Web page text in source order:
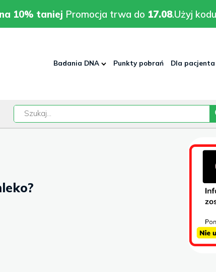
10% taniej Promocja trwa do 17.08.Użyj
10% taniej Promocja trwa do17.08.Użyj kodu:
Badania DNA Punkty pobrań Dla pacjenta